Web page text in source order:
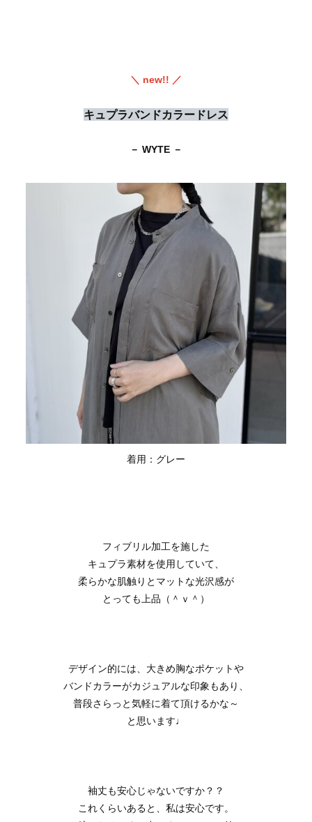
＼ new!! ／
キュプラバンドカラードレス
－ WYTE －
着用：グレー
フィブリル加工を施した
キュプラ素材を使用していて、
柔らかな肌触りとマットな光沢感が
とっても上品（＾ｖ＾）
デザイン的には、大きめ胸なポケットや
バンドカラーがカジュアルな印象もあり、
普段さらっと気軽に着て頂けるかな～
と思います♩
袖丈も安心じゃないですか？？
これくらいあると、私は安心です。